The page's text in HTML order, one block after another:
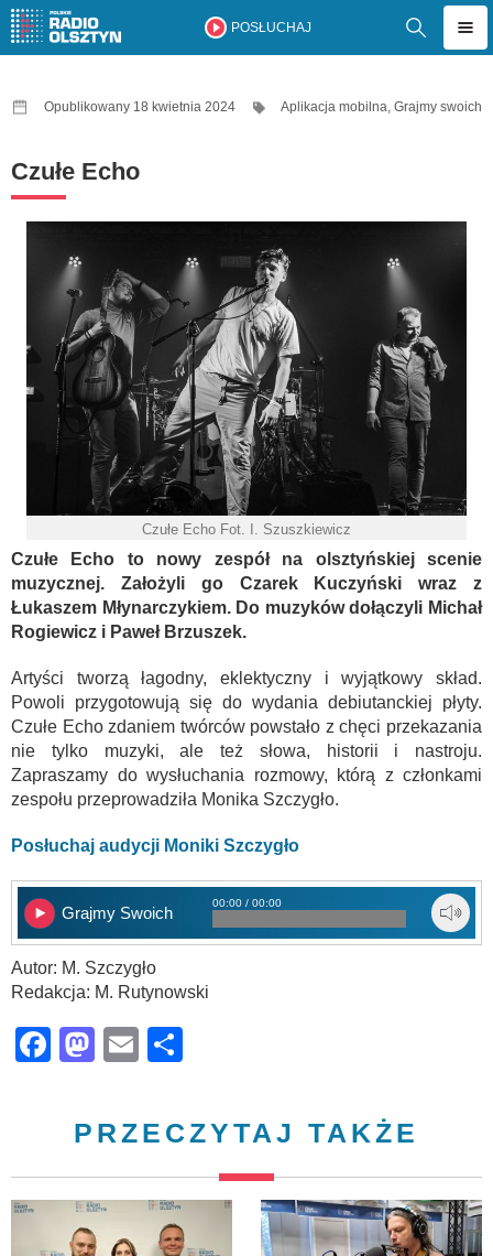
POSŁUCHAJ
Opublikowany 18 kwietnia 2024 Aplikacja mobilna, Grajmy swoich
Czułe Echo
Czułe Echo Fot. I. Szuszkiewicz
Czułe Echo to nowy zespół na olsztyńskiej scenie
muzycznej. Założyli go Czarek Kuczyński wraz z
Łukaszem Młynarczykiem. Do muzyków dołączyli Michał
Rogiewicz i Paweł Brzuszek.
Artyści tworzą łagodny, eklektyczny i wyjątkowy skład.
Powoli przygotowują się do wydania debiutanckiej płyty.
Czułe Echo zdaniem twórców powstało z chęci przekazania
nie tylko muzyki, ale też słowa, historii i nastroju.
Zapraszamy do wysłuchania rozmowy, którą z członkami
zespołu przeprowadziła Monika Szczygło.
Posłuchaj audycji Moniki Szczygło
Grajmy Swoich
00:00 / 00:00
Autor: M. Szczygło
Redakcja: M. Rutynowski
Facebook
Mastodon
Email
PRZECZYTAJ TAKŻE